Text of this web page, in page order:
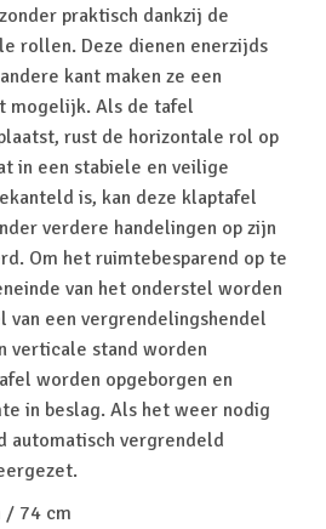
praktisch dankzij de
rollen. Deze dienen enerzijds
kant maken ze een
mogelijk. Als de tafel
rust de horizontale rol op
in een stabiele en veilige
is, kan deze klaptafel
verdere handelingen op zijn
Om het ruimtebesparend op te
van het onderstel worden
een vergrendelingshendel
verticale stand worden
worden opgeborgen en
in beslag. Als het weer nodig
automatisch vergrendeld
/ 74 cm